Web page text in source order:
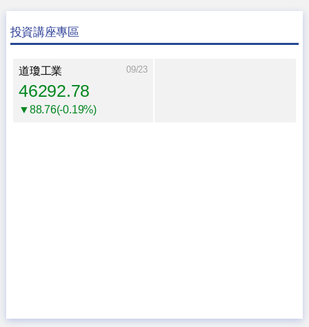
投資講座專區
道瓊工業 09/23
46292.78
▼88.76(-0.19%)